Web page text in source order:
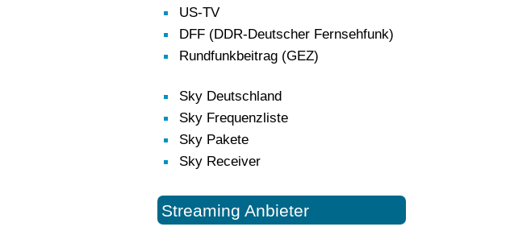
US-TV
DFF (DDR-Deutscher Fernsehfunk)
Rundfunkbeitrag (GEZ)
Sky Deutschland
Sky Frequenzliste
Sky Pakete
Sky Receiver
Streaming Anbieter